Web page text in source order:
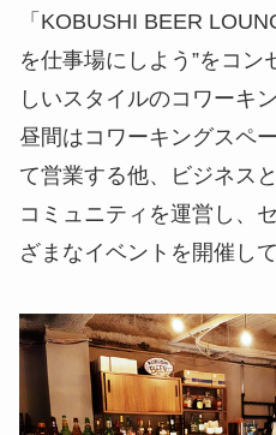
「KOBUSHI BEER
を仕事場にしよう”をコ
しいスタイルのコワーキ
昼間はコワーキングスペ
て営業する他、ビジネス
コミュニティを運営し、
ざまなイベントを開催して